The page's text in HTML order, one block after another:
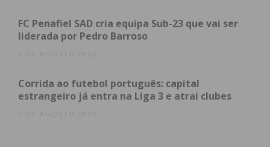
negociar com os seus atletas uma redução salarial
durante o período de crise.
desportivos OJOGO e RECORD o acordo com os
atletas está feito, embora não tenha divulgado os
FC Penafiel SAD cria equipa Sub-23 que vai ser
liderada por Pedro Barroso
7 DE AGOSTO 2026
Corrida ao futebol português: capital
estrangeiro já entra na Liga 3 e atrai clubes
7 DE AGOSTO 2026